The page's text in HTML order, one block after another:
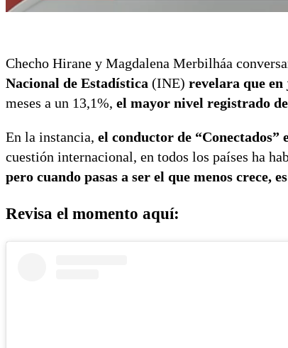
Checho Hirane y Magdalena Merbilháa
Nacional de Estadística (INE) revelara que
meses a un 13,1%, el mayor nivel registrado
En la instancia, el conductor de “Conectados”
cuestión internacional, en todos los países ha
pero cuando pasas a ser el que menos crece,
Revisa el momento aquí: